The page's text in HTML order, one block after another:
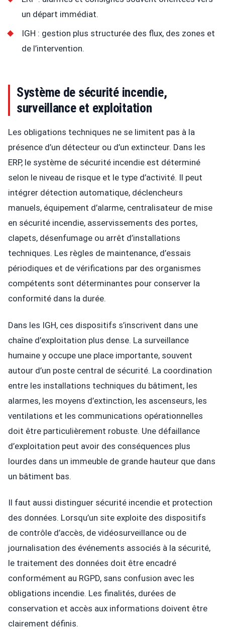
un départ immédiat.
IGH : gestion plus structurée des flux, des zones et
de l’intervention.
Système de sécurité incendie,
surveillance et exploitation
Les obligations techniques ne se limitent pas à la
présence d’un détecteur ou d’un extincteur. Dans les
ERP, le système de sécurité incendie est déterminé
selon le niveau de risque et le type d’activité. Il peut
intégrer détection automatique, déclencheurs
manuels, équipement d’alarme, centralisateur de mise
en sécurité incendie, asservissements des portes,
clapets, désenfumage ou arrêt d’installations
techniques. Les règles de maintenance, d’essais
périodiques et de vérifications par des organismes
compétents sont déterminantes pour conserver la
conformité dans la durée.
Dans les IGH, ces dispositifs s’inscrivent dans une
chaîne d’exploitation plus dense. La surveillance
humaine y occupe une place importante, souvent
autour d’un poste central de sécurité. La coordination
entre les installations techniques du bâtiment, les
alarmes, les moyens d’extinction, les ascenseurs, les
ventilations et les communications opérationnelles
doit être particulièrement robuste. Une défaillance
d’exploitation peut avoir des conséquences plus
lourdes dans un immeuble de grande hauteur que dans
un bâtiment bas.
Il faut aussi distinguer sécurité incendie et protection
des données. Lorsqu’un site exploite des dispositifs
de contrôle d’accès, de vidéosurveillance ou de
journalisation des événements associés à la sécurité,
le traitement des données doit être encadré
conformément au RGPD, sans confusion avec les
obligations incendie. Les finalités, durées de
conservation et accès aux informations doivent être
clairement définis.